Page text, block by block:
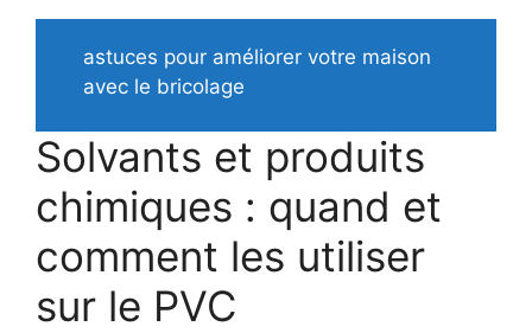
astuces pour améliorer votre maison
avec le bricolage
Solvants et produits
chimiques : quand et
comment les utiliser
sur le PVC